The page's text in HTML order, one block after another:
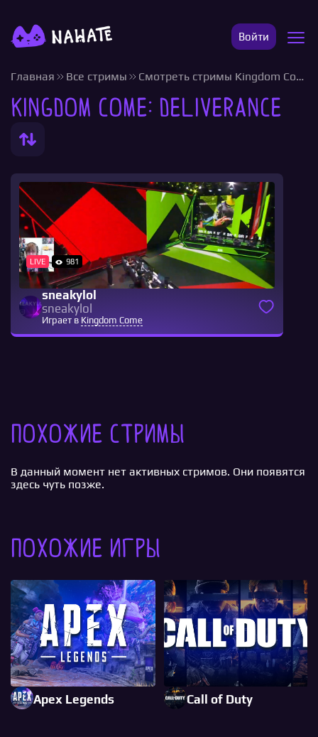
Войти
Главная Все стримы Смотреть стримы Kingdom Come
Kingdom Come: Deliverance
LIVE 981
sneakylol
sneakylol
Играет в Kingdom Come
Похожие стримы
В данный момент нет активных стримов. Они появятся
здесь чуть позже.
Похожие игры
Apex Legends Call of Duty